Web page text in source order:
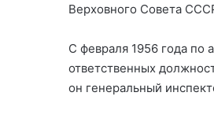
Верховного Совета
С февраля 1956 года по
ответственных
он генеральный